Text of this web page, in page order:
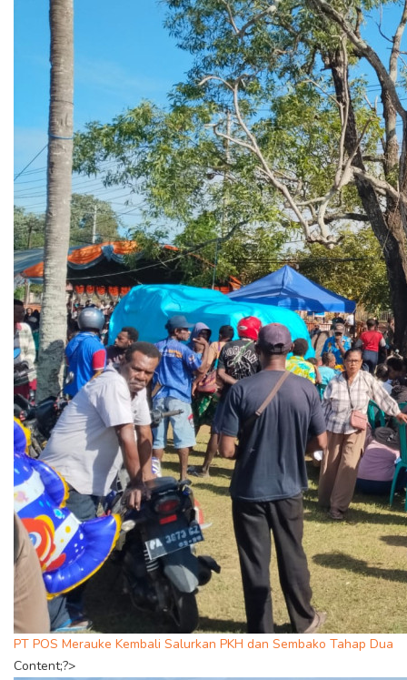
PT POS Merauke Kembali Salurkan PKH dan Sembako Tahap Dua
Content;?>